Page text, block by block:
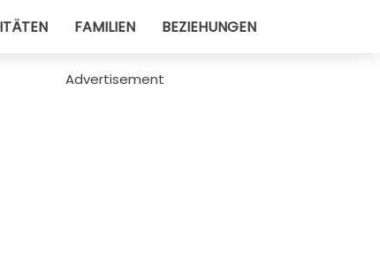
FAMILIEN BEZIEHUNGEN
Advertisement